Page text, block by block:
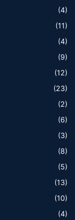
(4)
(11)
(4)
(9)
(12)
(23)
(2)
(6)
(3)
(8)
(5)
(13)
(10)
(4)